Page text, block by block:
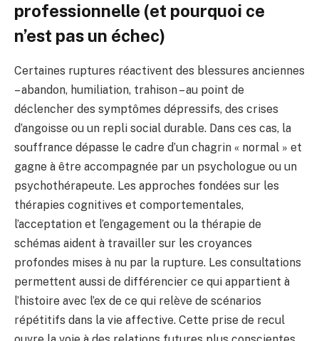
professionnelle (et pourquoi ce
n’est pas un échec)
Certaines ruptures réactivent des blessures anciennes
– abandon, humiliation, trahison – au point de
déclencher des symptômes dépressifs, des crises
d’angoisse ou un repli social durable. Dans ces cas, la
souffrance dépasse le cadre d’un chagrin « normal » et
gagne à être accompagnée par un psychologue ou un
psychothérapeute. Les approches fondées sur les
thérapies cognitives et comportementales,
l’acceptation et l’engagement ou la thérapie de
schémas aident à travailler sur les croyances
profondes mises à nu par la rupture. Les consultations
permettent aussi de différencier ce qui appartient à
l’histoire avec l’ex de ce qui relève de scénarios
répétitifs dans la vie affective. Cette prise de recul